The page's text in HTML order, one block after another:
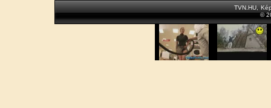
TVN.HU
©